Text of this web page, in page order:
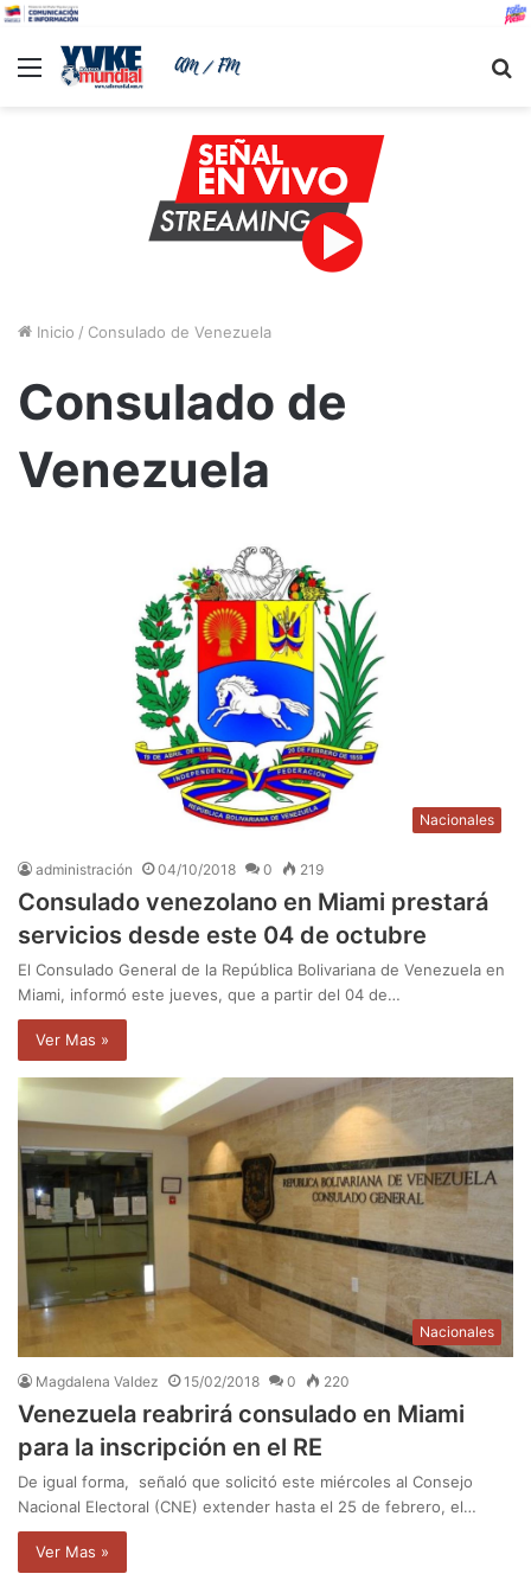
Menu
Inicio / Consulado de Venezuela
Consulado de
Venezuela
Nacionales
administración 04/10/2018 0 219
Consulado venezolano en Miami prestará
servicios desde este 04 de octubre
El Consulado General de la República Bolivariana de Venezuela en
Miami, informó este jueves, que a partir del 04 de…
Ver Mas »
Nacionales
Magdalena Valdez 15/02/2018 0 220
Venezuela reabrirá consulado en Miami
para la inscripción en el RE
De igual forma, señaló que solicitó este miércoles al Consejo
Nacional Electoral (CNE) extender hasta el 25 de febrero, el…
Ver Mas »